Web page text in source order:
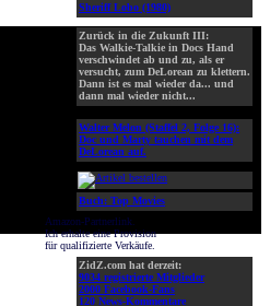
Sheriff Lobo (1980)
Zurück in die Zukunft III:
Das Walkie-Talkie in Docs Hand
verschwindet ab und zu, als er
versucht, zum DeLorean zu klettern.
Dann ist es mal wieder da... und
dann mal wieder nicht...
Walter Melon (Staffel 2, Folge 16):
Doc und Marty tauchen mit dem
DeLorean auf.
Buch: Top Movies
Amazon-Partnerlink.
Ich erhalte eine Provision
für qualifizierte Verkäufe.
ZidZ.com hat derzeit:
9034 registrierte Mitglieder
2000 Facebook-Fans
120 News-Kommentare